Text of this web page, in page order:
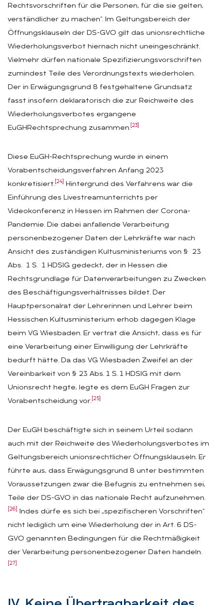
Rechtsvorschriften für die Personen, für die sie gelten,
verständlicher zu machen“. Im Geltungsbereich der
Öffnungsklauseln der DS-GVO gilt das unionsrechtliche
Wiederholungsverbot hiernach nicht uneingeschränkt.
Vielmehr dürfen nationale Spezifizierungsvorschriften
zumindest Teile des Verordnungstexts wiederholen.
Der in Erwägungsgrund 8 festgehaltene Grundsatz
fasst insofern deklaratorisch die zur Reichweite des
Wiederholungsverbotes ergangene
EuGHRechtsprechung zusammen. [23]
Diese EuGH-Rechtsprechung wurde in einem
Vorabentscheidungsverfahren Anfang 2023
konkretisiert. [24]
Hintergrund des Verfahrens war die
Einführung des Livestreamunterrichts per
Videokonferenz in Hessen im Rahmen der Corona-
Pandemie. Die dabei anfallende Verarbeitung
personenbezogener Daten der Lehrkräfte war nach
Ansicht des zuständigen Kultusministeriums von § 23
Abs. 1 S. 1 HDSIG gedeckt, der in Hessen die
Rechtsgrundlage für Datenverarbeitungen zu Zwecken
des Beschäftigungsverhältnisses bildet. Der
Hauptpersonalrat der Lehrerinnen und Lehrer beim
Hessischen Kultusministerium erhob dagegen Klage
beim VG Wiesbaden. Er vertrat die Ansicht, dass es für
eine Verarbeitung einer Einwilligung der Lehrkräfte
bedurft hätte. Da das VG Wiesbaden Zweifel an der
Vereinbarkeit von § 23 Abs. 1 S. 1 HDSIG mit dem
Unionsrecht hegte, legte es dem EuGH Fragen zur
Vorabentscheidung vor. [25]
Der EuGH beschäftigte sich in seinem Urteil sodann
auch mit der Reichweite des Wiederholungsverbotes im
Geltungsbereich unionsrechtlicher Öffnungsklauseln. Er
führte aus, dass Erwägungsgrund 8 unter bestimmten
Voraussetzungen zwar die Befugnis zu entnehmen sei,
Teile der DS-GVO in das nationale Recht aufzunehmen.
[26]
Indes dürfe es sich bei „spezifischeren Vorschriften“
nicht lediglich um eine Wiederholung der in Art. 6 DS-
GVO genannten Bedingungen für die Rechtmäßigkeit
der Verarbeitung personenbezogener Daten handeln.
[27]